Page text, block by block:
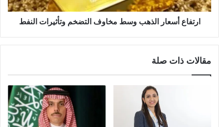
ارتفاع أسعار الذهب وسط مخاوف التضخم وتأثيرات النفط
مقالات ذات صلة